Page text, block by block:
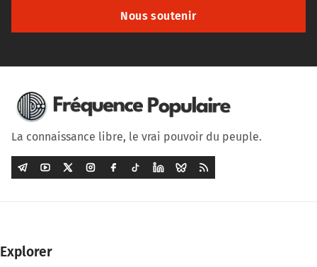
Nous soutenir
La connaissance libre, le vrai pouvoir du peuple.
Explorer